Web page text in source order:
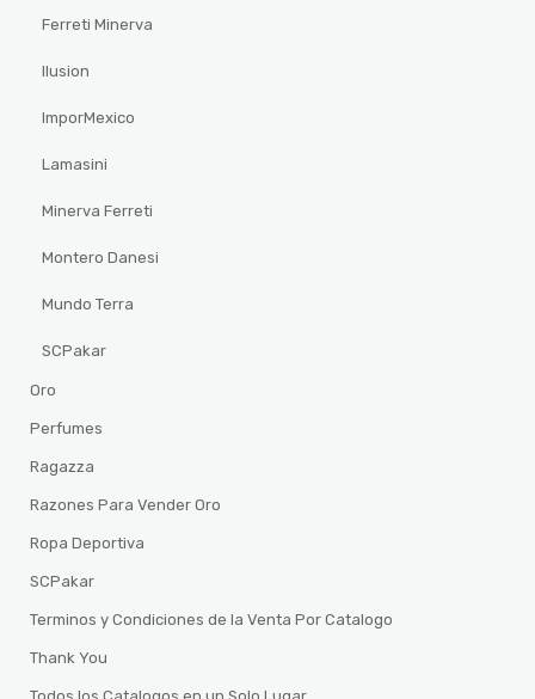
Ferreti Minerva
Ilusion
ImporMexico
Lamasini
Minerva Ferreti
Montero Danesi
Mundo Terra
SCPakar
Oro
Perfumes
Ragazza
Razones Para Vender Oro
Ropa Deportiva
SCPakar
Terminos y Condiciones de la Venta Por Catalogo
Thank You